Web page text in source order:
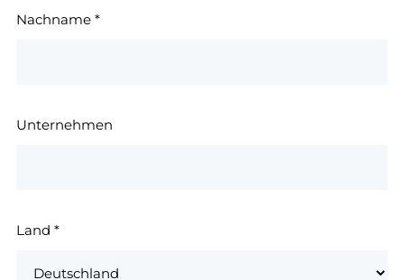
Nachname *
Unternehmen
Land *